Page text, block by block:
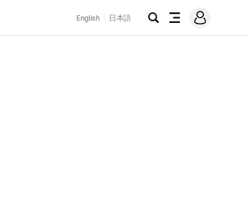
English 日本語
검
전
메
그